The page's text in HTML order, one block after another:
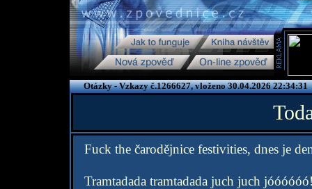
Otázky - Vzkazy č.1266627, vloženo 30.04.2026 22:34:31
Fuck the čarodějnice festivities, dnes je
Tramtadada tramtadada juch juch